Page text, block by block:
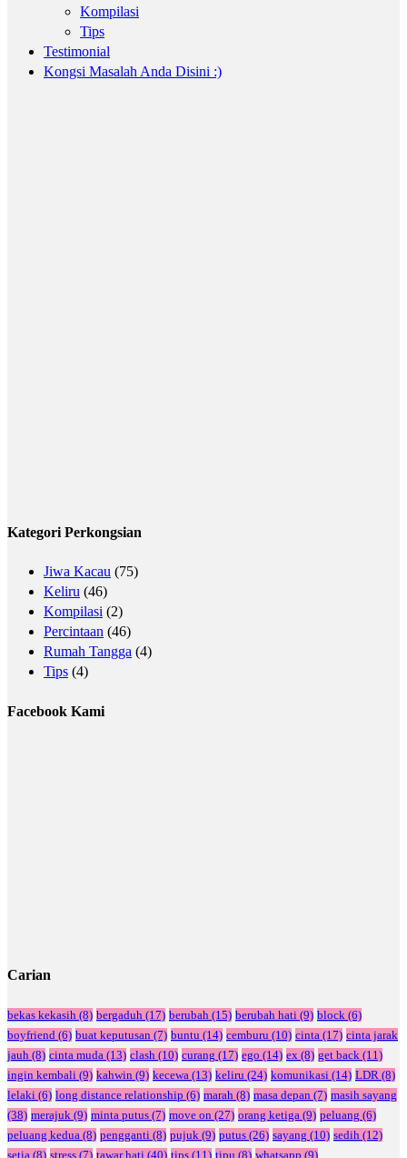
Kompilasi
Tips
Testimonial
Kongsi Masalah Anda Disini :)
Kategori Perkongsian
Jiwa Kacau (75)
Keliru (46)
Kompilasi (2)
Percintaan (46)
Rumah Tangga (4)
Tips (4)
Facebook Kami
Carian
bekas kekasih (8) bergaduh (17) berubah (15) berubah hati (9) block (6)
boyfriend (6) buat keputusan (7) buntu (14) cemburu (10) cinta (17) cinta jarak
jauh (8) cinta muda (13) clash (10) curang (17) ego (14) ex (8) get back (11)
ingin kembali (9) kahwin (9) kecewa (13) keliru (24) komunikasi (14) LDR (8)
lelaki (6) long distance relationship (6) marah (8) masa depan (7) masih sayang
(38) merajuk (9) minta putus (7) move on (27) orang ketiga (9) peluang (6)
peluang kedua (8) pengganti (8) pujuk (9) putus (26) sayang (10) sedih (12)
setia (8) stress (7) tawar hati (40) tips (11) tipu (8) whatsapp (9)